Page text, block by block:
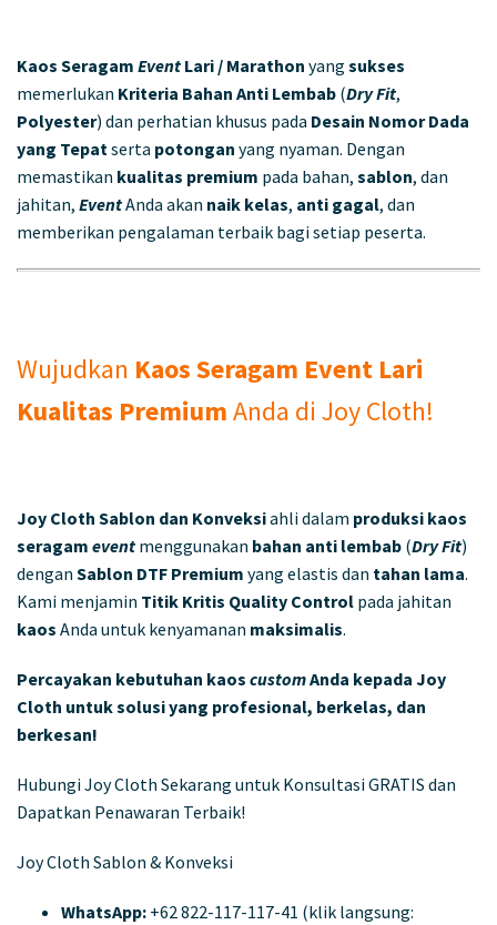
Kaos Seragam Event Lari / Marathon yang sukses
memerlukan Kriteria Bahan Anti Lembab (Dry Fit,
Polyester) dan perhatian khusus pada Desain Nomor Dada
yang Tepatserta potongan yang nyaman. Dengan
memastikan kualitas premium pada bahan, sablon, dan
jahitan, EventAnda akan naik kelas, anti gagal, dan
memberikan pengalaman terbaik bagi setiap peserta.
Wujudkan Kaos Seragam Event Lari
Kualitas PremiumAnda di Joy Cloth!
Joy Cloth Sablon dan Konveksiahli dalam produksi kaos
seragam event menggunakan bahan anti lembab (Dry Fit)
dengan Sablon DTF Premium yang elastis dan tahan lama.
Kami menjamin Titik Kritis Quality Control pada jahitan
kaos Anda untuk kenyamanan maksimalis.
Percayakan kebutuhan kaos customAnda kepada Joy
Cloth untuk solusi yang profesional, berkelas, dan
berkesan!
Hubungi Joy Cloth Sekarang untuk Konsultasi GRATIS dan
Dapatkan Penawaran Terbaik!
Joy Cloth Sablon & Konveksi
WhatsApp: +62 822-117-117-41 (klik langsung: